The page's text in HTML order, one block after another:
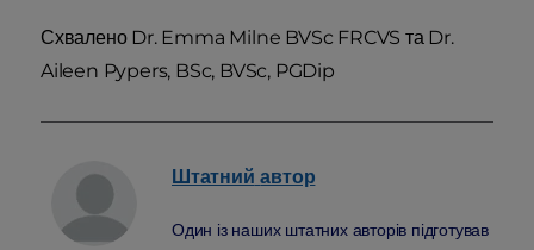
Схвалено Dr. Emma Milne BVSc FRCVS та Dr.
Aileen Pypers, BSc, BVSc, PGDip
Штатний автор
Один із наших штатних авторів підготував